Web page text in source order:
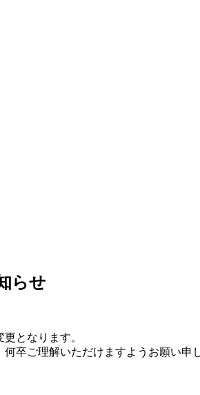
らせ
となります。
卒ご理解いただけますようお願い申